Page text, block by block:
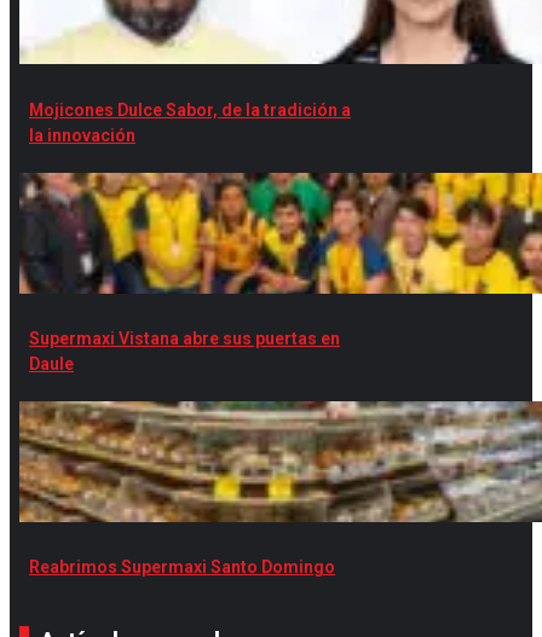
Mojicones Dulce Sabor, de la tradición a
la innovación
Supermaxi Vistana abre sus puertas en
Daule
Reabrimos Supermaxi Santo Domingo